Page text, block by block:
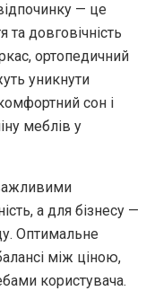
— це
та довговічність
ортопедичний
уникнути
сон і
меблів у
а для бізнесу —
Оптимальне
між ціною,
користувача.